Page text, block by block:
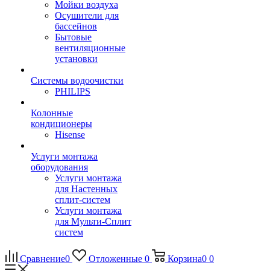
Мойки воздуха
Осушители для
бассейнов
Бытовые
вентиляционные
установки
Системы водоочистки
PHILIPS
Колонные
кондиционеры
Hisense
Услуги монтажа
оборудования
Услуги монтажа
для Настенных
сплит-систем
Услуги монтажа
для Мульти-Сплит
систем
Сравнение0 Отложенные 0 Корзина0 0